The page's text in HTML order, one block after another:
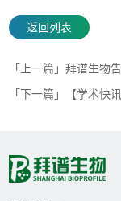
返回列表
「上一篇」拜谱生物